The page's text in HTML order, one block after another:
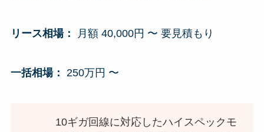
リース相場： 月額 40,000円 〜 要見積もり
一括相場： 250万円 〜
10ギガ回線に対応したハイスペックモ